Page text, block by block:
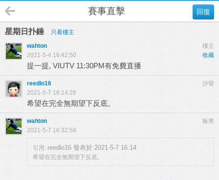
回復
賽事直擊
星期日扑錘
只看樓主
樓主
wahton
收藏
2021-5-4 16:42:50
提一提, VIUTV 11:30PM有免費直播
沙發
reedlo16
2021-5-7 16:14:28
希望在完全無期望下反底。
板凳
wahton
2021-5-7 16:32:58
引用: reedlo16 發表於 2021-5-7 16:14
希望在完全無期望下反底。